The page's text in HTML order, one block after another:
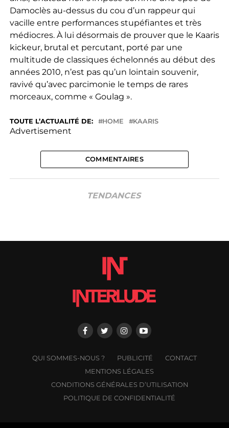
Damoclès au-dessus du cou d’un rappeur qui
vacille entre performances stupéfiantes et très
médiocres. À lui désormais de prouver que le Kaaris
kickeur, brutal et percutant, porté par une
multitude de classiques échelonnés au début des
années 2010, n’est pas qu’un lointain souvenir,
ravivé qu’avec parcimonie le temps de rares
morceaux, comme « Goulag ».
TOUTE L’ACTUALITÉ DE: HOME KAARIS
Advertisement
COMMENTAIRES
TENDANCES
QUI SOMMES-NOUS ? PUBLICITÉ
CONTACT
MENTIONS LÉGALES
CONDITIONS GÉNÉRALES D’UTILISATION
POLITIQUE DE CONFIDENTIALITÉ